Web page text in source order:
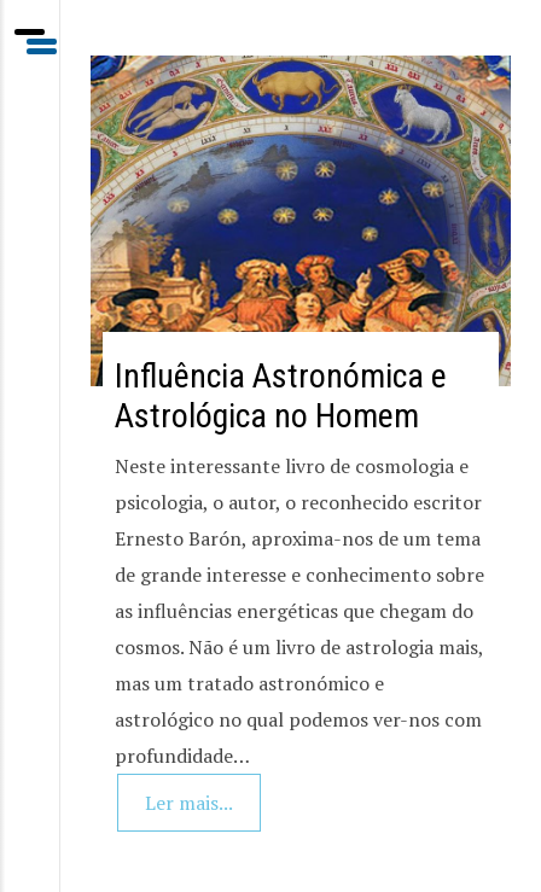
Influência Astronómica e
Astrológica no Homem
Neste interessante livro de cosmologia e
psicologia, o autor, o reconhecido escritor
Ernesto Barón, aproxima-nos de um tema
de grande interesse e conhecimento sobre
as influências energéticas que chegam do
cosmos. Não é um livro de astrologia mais,
mas um tratado astronómico e
astrológico no qual podemos ver-nos com
profundidade…
Ler mais...